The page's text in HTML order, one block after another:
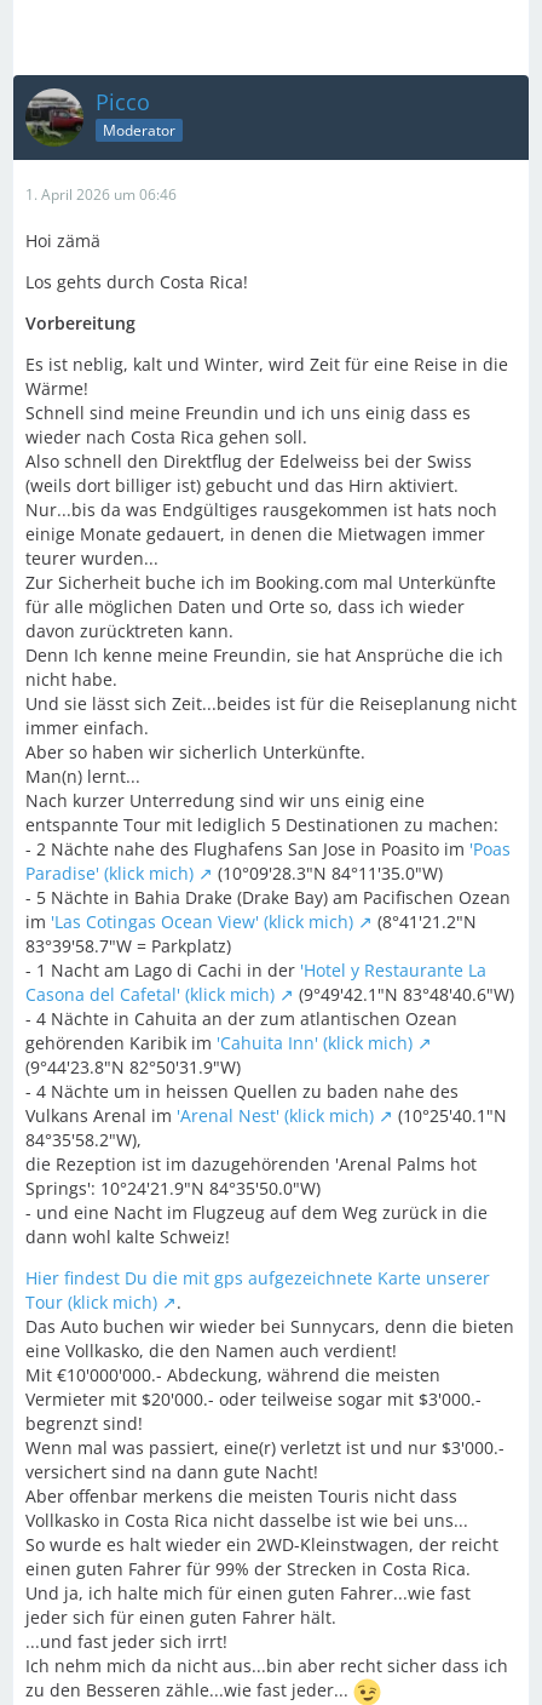
Picco
Moderator
1. April 2026 um 06:46
Hoi zämä
Los gehts durch Costa Rica!
Vorbereitung
Es ist neblig, kalt und Winter, wird Zeit für eine Reise in die
Wärme!
Schnell sind meine Freundin und ich uns einig dass es
wieder nach Costa Rica gehen soll.
Also schnell den Direktflug der Edelweiss bei der Swiss
(weils dort billiger ist) gebucht und das Hirn aktiviert.
Nur...bis da was Endgültiges rausgekommen ist hats noch
einige Monate gedauert, in denen die Mietwagen immer
teurer wurden...
Zur Sicherheit buche ich im Booking.com mal Unterkünfte
für alle möglichen Daten und Orte so, dass ich wieder
davon zurücktreten kann.
Denn Ich kenne meine Freundin, sie hat Ansprüche die ich
nicht habe.
Und sie lässt sich Zeit...beides ist für die Reiseplanung nicht
immer einfach.
Aber so haben wir sicherlich Unterkünfte.
Man(n) lernt...
Nach kurzer Unterredung sind wir uns einig eine
entspannte Tour mit lediglich 5 Destinationen zu machen:
- 2 Nächte nahe des Flughafens San Jose in Poasito im 'Poas
Paradise' (klick mich)
(10°09'28.3"N 84°11'35.0"W)
- 5 Nächte in Bahia Drake (Drake Bay) am Pacifischen Ozean
im 'Las Cotingas Ocean View' (klick mich)
(8°41'21.2"N
83°39'58.7"W = Parkplatz)
- 1 Nacht am Lago di Cachi in der 'Hotel y Restaurante La
Casona del Cafetal' (klick mich)
(9°49'42.1"N 83°48'40.6"W)
- 4 Nächte in Cahuita an der zum atlantischen Ozean
gehörenden Karibik im 'Cahuita Inn' (klick mich)
(9°44'23.8"N 82°50'31.9"W)
- 4 Nächte um in heissen Quellen zu baden nahe des
Vulkans Arenal im 'Arenal Nest' (klick mich)
(10°25'40.1"N
84°35'58.2"W),
die Rezeption ist im dazugehörenden 'Arenal Palms hot
Springs': 10°24'21.9"N 84°35'50.0"W)
- und eine Nacht im Flugzeug auf dem Weg zurück in die
dann wohl kalte Schweiz!
Hier findest Du die mit gps aufgezeichnete Karte unserer
Tour (klick mich)
.
Das Auto buchen wir wieder bei Sunnycars, denn die bieten
eine Vollkasko, die den Namen auch verdient!
Mit €10'000'000.- Abdeckung, während die meisten
Vermieter mit $20'000.- oder teilweise sogar mit $3'000.-
begrenzt sind!
Wenn mal was passiert, eine(r) verletzt ist und nur $3'000.-
versichert sind na dann gute Nacht!
Aber offenbar merkens die meisten Touris nicht dass
Vollkasko in Costa Rica nicht dasselbe ist wie bei uns...
So wurde es halt wieder ein 2WD-Kleinstwagen, der reicht
einen guten Fahrer für 99% der Strecken in Costa Rica.
Und ja, ich halte mich für einen guten Fahrer...wie fast
jeder sich für einen guten Fahrer hält.
...und fast jeder sich irrt!
Ich nehm mich da nicht aus...bin aber recht sicher dass ich
zu den Besseren zähle...wie fast jeder...